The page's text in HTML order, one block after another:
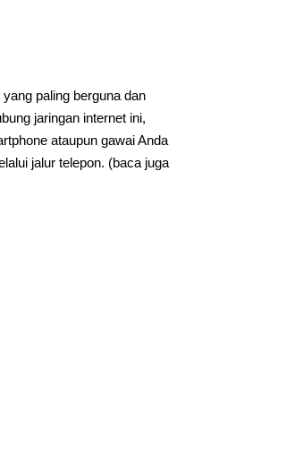
paling berguna dan
jaringan internet ini,
ataupun gawai Anda
jalur telepon. (baca juga